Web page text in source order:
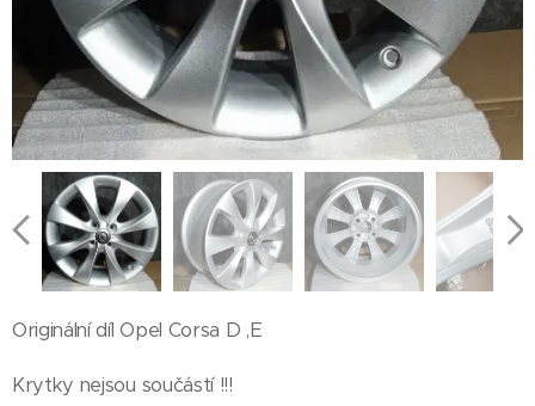
Originální díl Opel Corsa D ,E
Krytky nejsou součástí !!!